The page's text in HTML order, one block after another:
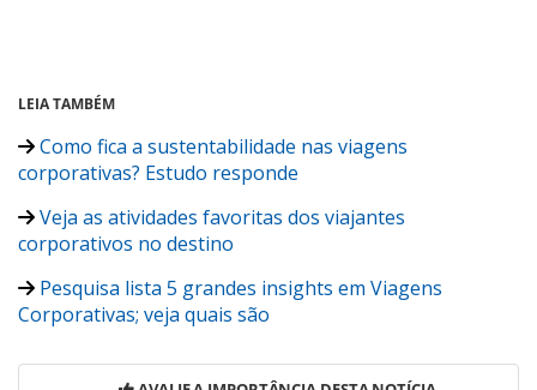
LEIA TAMBÉM
Como fica a sustentabilidade nas viagens
corporativas? Estudo responde
Veja as atividades favoritas dos viajantes
corporativos no destino
Pesquisa lista 5 grandes insights em Viagens
Corporativas; veja quais são